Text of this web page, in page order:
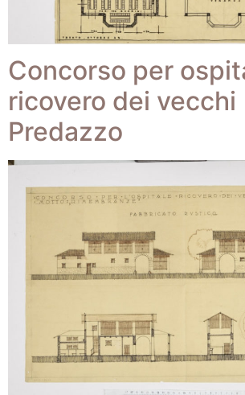
Concorso per
ricovero dei vecchi
Predazzo